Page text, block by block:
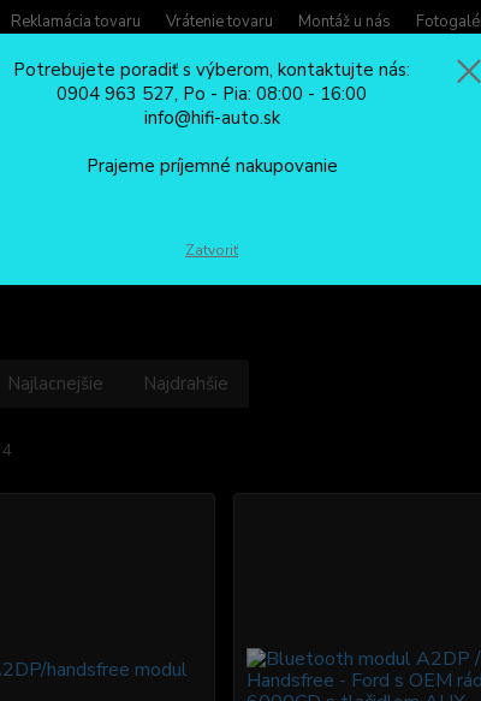
Reklamácia tovaru Vrátenie tovaru Montáž u nás
Po -
BLUETOOTH CarClever
Najlacnejšie Najdrahšie
Potrebujete poradiť s výberom, kontaktujte nás:
0904 963 527, Po - Pia: 08:00 - 16:00
info@hifi-auto.sk
Prajeme príjemné nakupovanie
Zatvoriť